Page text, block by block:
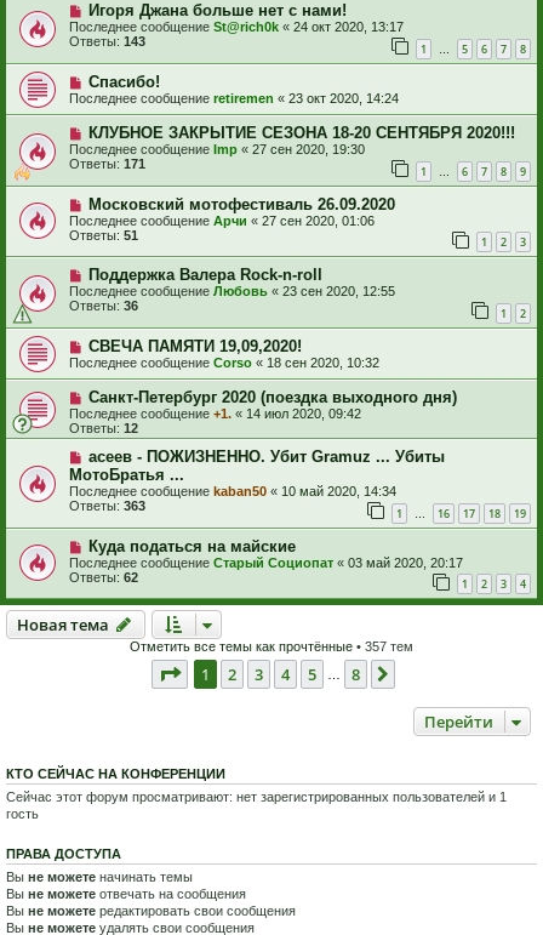
Игоря Джана больше нет с нами!
Последнее сообщение St@rich0k « 24 окт 2020, 13:17
Ответы: 143 1 … 5 6 7 8
Спасибо!
Последнее сообщение retiremen « 23 окт 2020, 14:24
КЛУБНОЕ ЗАКРЫТИЕ СЕЗОНА 18-20 СЕНТЯБРЯ 2020!!!
Последнее сообщение Imp « 27 сен 2020, 19:30
Ответы: 171 1 … 6 7 8 9
Московский мотофестиваль 26.09.2020
Последнее сообщение Арчи « 27 сен 2020, 01:06
Ответы: 51 1 2 3
Поддержка Валера Rock-n-roll
Последнее сообщение Любовь « 23 сен 2020, 12:55
Ответы: 36 1 2
СВЕЧА ПАМЯТИ 19,09,2020!
Последнее сообщение Corso « 18 сен 2020, 10:32
Санкт-Петербург 2020 (поездка выходного дня)
Последнее сообщение +1. « 14 июл 2020, 09:42
Ответы: 12
асеев - ПОЖИЗНЕННО. Убит Gramuz ... Убиты
МотоБратья ...
Последнее сообщение kaban50 « 10 май 2020, 14:34
Ответы: 363 1 16 17 18 19
Куда податься на майские
Последнее сообщение Старый Социопат « 03 май 2020, 20:17
Ответы: 62 1 2 3 4
Новая тема
Новаятема
Отметить все темы как прочтённые • 357 тем
Страница из
1 2 3 4 5 8
Перейти
КТО СЕЙЧАС НА КОНФЕРЕНЦИИ
Сейчас этот форум просматривают: нет зарегистрированных пользователей и 1
гость
ПРАВА ДОСТУПА
Вы не можете начинать темы
Вы не можете отвечать на сообщения
Вы не можете редактировать свои сообщения
Вы не можете удалять свои сообщения